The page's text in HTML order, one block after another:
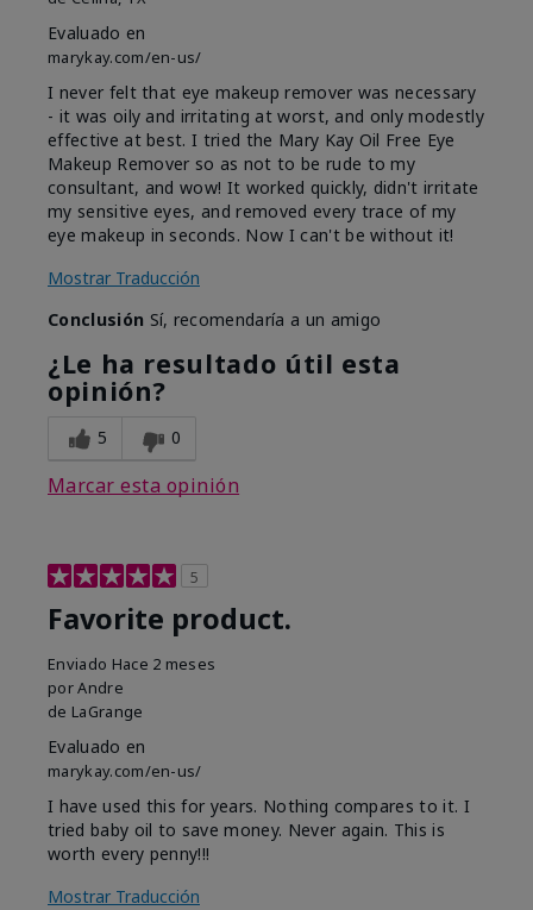
Evaluado en
marykay.com/en-us/
I never felt that eye makeup remover was necessary
- it was oily and irritating at worst, and only modestly
effective at best. I tried the Mary Kay Oil Free Eye
Makeup Remover so as not to be rude to my
consultant, and wow! It worked quickly, didn't irritate
my sensitive eyes, and removed every trace of my
eye makeup in seconds. Now I can't be without it!
Mostrar Traducción
Conclusión Sí, recomendaría a un amigo
¿Le ha resultado útil esta
opinión?
5 0
Marcar esta opinión
5
Favorite product.
Enviado Hace 2 meses
porAndre
de LaGrange
Evaluado en
marykay.com/en-us/
I have used this for years. Nothing compares to it. I
tried baby oil to save money. Never again. This is
worth every penny!!!
Mostrar Traducción